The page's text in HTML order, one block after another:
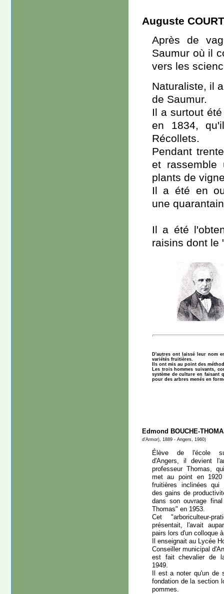
Auguste
Après de
Saumur où il
vers les
Naturaliste, il
de Saumur.
Il a surtout
en 1834,
Récollets.
Pendant
et rassemble
plants de
Il a été en
une
Il a été
raisins dont le
D'autres ont laissé leur nom
variétés fruitières.
Ils ont mis au point des
Les trois hommes suivants,
système de culture en faisant
pour des arbres menés en
Edmond BOUCHE-
d'Armor), 1889 - Angers, 1960)
Élève de l'école
d'Angers, il devient
professeur Thomas,
met au point en
fruitières inclinées qui
des gains de
dans son ouvrage
Thomas" en 1953.
Cet "arboriculteur-
présentait, l'avait
pairs lors d'un colloque
Il enseignait au Lycée
Conseiller municipal
est fait chevalier de
1949.
Il est a noter qu'un
fondation de la section
pommes.